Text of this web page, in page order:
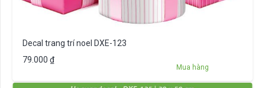
Decal trang trí noel DXE-123
79.000 ₫
Mua hàng